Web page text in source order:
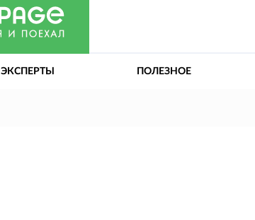
ЭКСПЕРТЫ ПОЛЕЗНОЕ